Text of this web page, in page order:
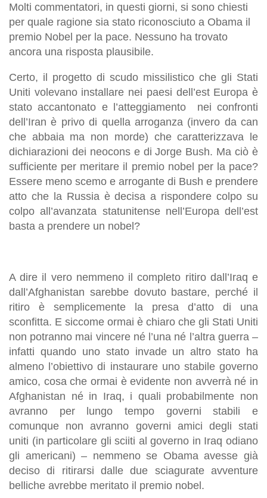
Molti commentatori, in questi giorni, si sono chiesti
per quale ragione sia stato riconosciuto a Obama il
premio Nobel per la pace. Nessuno ha trovato
ancora una risposta plausibile.
Certo, il progetto di scudo missilistico che gli Stati
Uniti volevano installare nei paesi dell’est Europa è
stato accantonato e l’atteggiamento nei confronti
dell’Iran è privo di quella arroganza (invero da can
che abbaia ma non morde) che caratterizzava le
dichiarazioni dei neocons e di Jorge Bush. Ma ciò è
sufficiente per meritare il premio nobel per la pace?
Essere meno scemo e arrogante di Bush e prendere
atto che la Russia è decisa a rispondere colpo su
colpo all’avanzata statunitense nell’Europa dell’est
basta a prendere un nobel?
A dire il vero nemmeno il completo ritiro dall’Iraq e
dall’Afghanistan sarebbe dovuto bastare, perché il
ritiro è semplicemente la presa d’atto di una
sconfitta. E siccome ormai è chiaro che gli Stati Uniti
non potranno mai vincere né l’una né l’altra guerra –
infatti quando uno stato invade un altro stato ha
almeno l’obiettivo di instaurare uno stabile governo
amico, cosa che ormai è evidente non avverrà né in
Afghanistan né in Iraq, i quali probabilmente non
avranno per lungo tempo governi stabili e
comunque non avranno governi amici degli stati
uniti (in particolare gli sciiti al governo in Iraq odiano
gli americani) – nemmeno se Obama avesse già
deciso di ritirarsi dalle due sciagurate avventure
belliche avrebbe meritato il premio nobel.